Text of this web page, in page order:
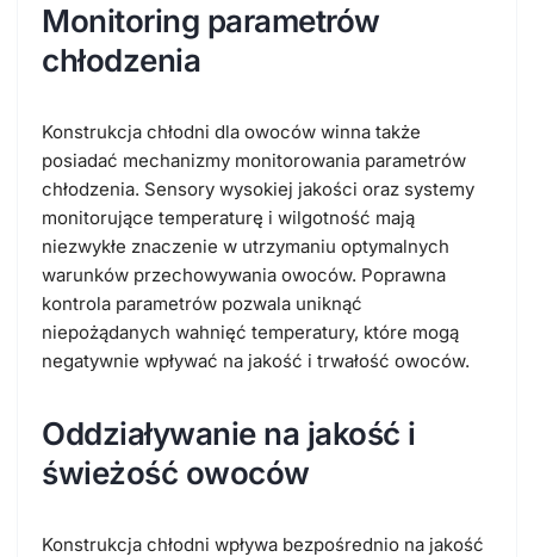
Monitoring parametrów
chłodzenia
Konstrukcja chłodni dla owoców winna także
posiadać mechanizmy monitorowania parametrów
chłodzenia. Sensory wysokiej jakości oraz systemy
monitorujące temperaturę i wilgotność mają
niezwykłe znaczenie w utrzymaniu optymalnych
warunków przechowywania owoców. Poprawna
kontrola parametrów pozwala uniknąć
niepożądanych wahnięć temperatury, które mogą
negatywnie wpływać na jakość i trwałość owoców.
Oddziaływanie na jakość i
świeżość owoców
Konstrukcja chłodni wpływa bezpośrednio na jakość